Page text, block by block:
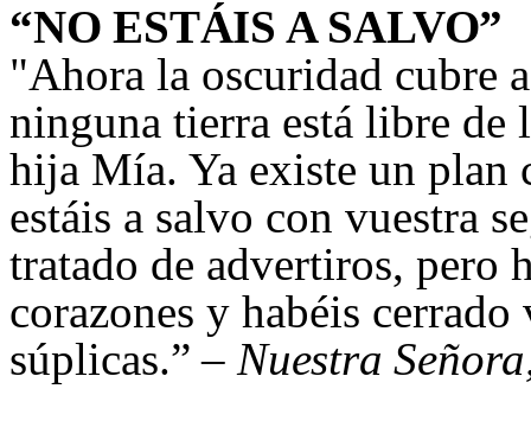
“NO ESTÁIS A SALVO”
"Ahora la oscuridad cubre
ninguna tierra está libre
hija Mía. Ya existe un plan
estáis a salvo con vuestra
tratado de advertiros, pero
corazones y habéis
súplicas.” – Nuestra